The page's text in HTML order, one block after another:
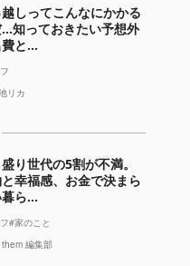
しってこんなにかかる
知っておきたい予想外
と...
リカ
り世代の5割が不満。
幸福感、お金で決まら
ら...
#家のこと
編集部